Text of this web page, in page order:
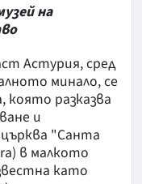
на
Астурия, сред
минало, се
която разказва
и
"Санта
в малкото
като